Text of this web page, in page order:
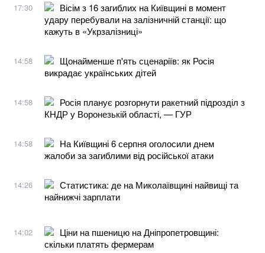
17:30
Вісім з 16 загиблих на Київщині в момент
удару перебували на залізничній станції: що
кажуть в «Укрзалізниці»
14:58
Щонайменше п'ять сценаріїв: як Росія
викрадає українських дітей
14:58
Росія планує розгорнути ракетний підрозділ з
КНДР у Воронезькій області, — ГУР
14:58
На Київщині 6 серпня оголосили днем
жалоби за загиблими від російської атаки
14:26
Статистика: де на Миколаївщині найвищі та
найнижчі зарплати
14:02
Ціни на пшеницю на Дніпропетровщині:
скільки платять фермерам